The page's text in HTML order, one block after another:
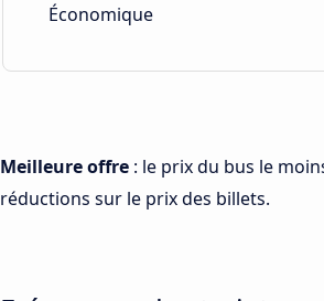
Économique
Meilleure offre : le prix du bus le
réductions sur le prix des billets.